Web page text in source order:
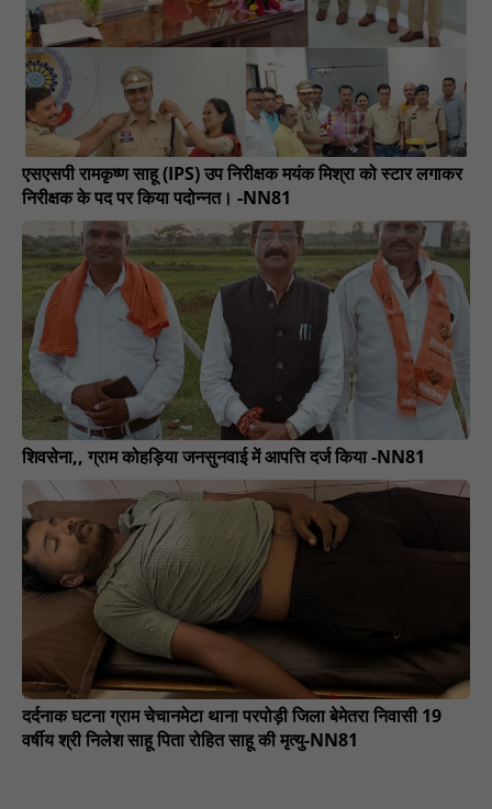
एसएसपी रामकृष्ण साहू (IPS) उप निरीक्षक मयंक मिश्रा को स्टार लगाकर
निरीक्षक के पद पर किया पदोन्नत। -NN81
शिवसेना,, ग्राम कोहड़िया जनसुनवाई में आपत्ति दर्ज किया -NN81
दर्दनाक घटना ग्राम चेचानमेटा थाना परपोड़ी जिला बेमेतरा निवासी 19
वर्षीय श्री निलेश साहू पिता रोहित साहू की मृत्यु-NN81